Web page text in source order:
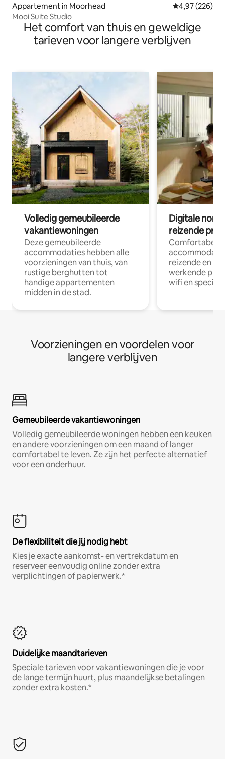
Appartement in Moorhead Gemiddelde
4,97 (226)
Mooi Suite Studio
Het comfort van thuis en geweldige
tarieven voor langere verblijven
Volledig gemeubileerde
vakantiewoningen
Deze gemeubileerde
accommodaties hebben alle
voorzieningen van thuis, van
rustige berghutten tot
handige appartementen
midden in de stad.
Digitale
reizende
Comfortabele
reizende en
werkende
wifi en
Voorzieningen en voordelen voor
langere verblijven
Gemeubileerde vakantiewoningen
Volledig gemeubileerde woningen hebben een keuken
en andere voorzieningen om een maand of langer
comfortabel te leven. Ze zijn het perfecte alternatief
voor een onderhuur.
De flexibiliteit die jij nodig hebt
Kies je exacte aankomst- en vertrekdatum en
reserveer eenvoudig online zonder extra
verplichtingen of papierwerk.*
Duidelijke maandtarieven
Speciale tarieven voor vakantiewoningen die je voor
de lange termijn huurt, plus maandelijkse betalingen
zonder extra kosten.*